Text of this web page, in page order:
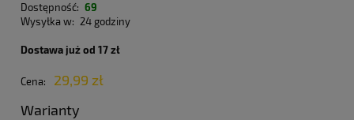
Dostępność: 69
Wysyłka w: 24 godziny
Dostawa już od 17 zł
Cena:
29,99 zł
Warianty